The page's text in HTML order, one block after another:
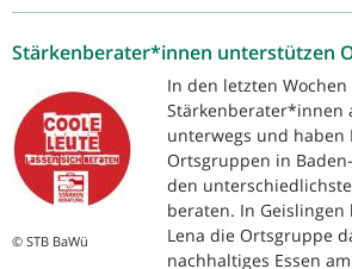
Stärkenberater*innen unterstützen
© STB BaWü
In den letzten
Stärkenberater*innen
unterwegs und haben
Ortsgruppen in
den
beraten. In
Lena die Ortsgruppe
nachhaltiges Essen am